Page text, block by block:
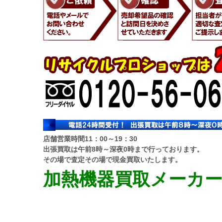
店舗営業時間11：00～19：30
出張買取は午前8時～深夜0時まで行っております。
その場で査定その場で現金買取いたします。
加熱機器買取メーカー